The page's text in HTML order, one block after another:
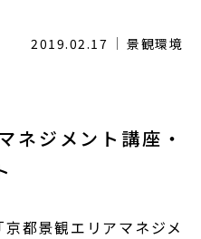
2019.02.17 景観環境
ネジメント講座・
都景観エリアマネジメ